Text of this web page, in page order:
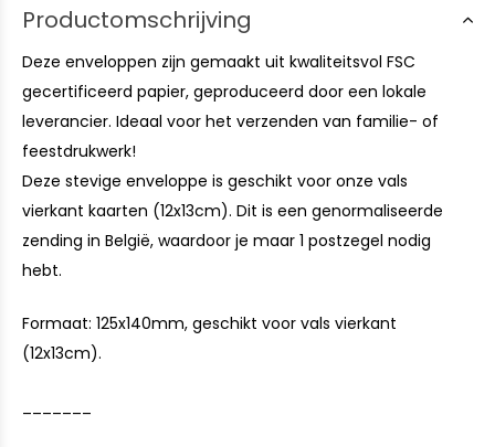
Productomschrijving
Deze enveloppen zijn gemaakt uit kwaliteitsvol FSC
gecertificeerd papier, geproduceerd door een lokale
leverancier. Ideaal voor het verzenden van familie- of
feestdrukwerk!
Deze stevige enveloppe is geschikt voor onze vals
vierkant kaarten (12x13cm). Dit is een genormaliseerde
zending in België, waardoor je maar 1 postzegel nodig
hebt.
Formaat: 125x140mm, geschikt voor vals vierkant
(12x13cm).